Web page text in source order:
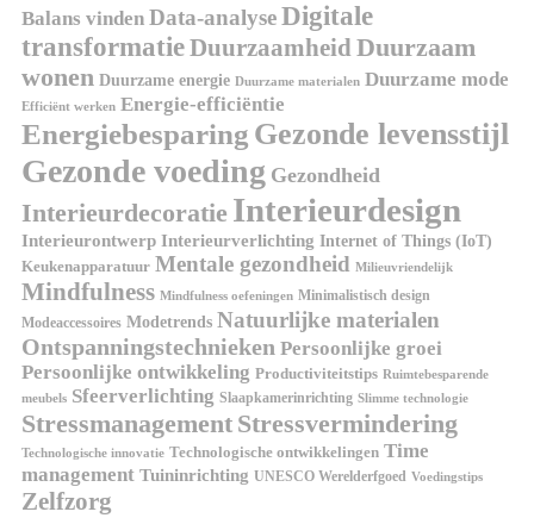
Balans vinden Data-analyseDigitale
transformatieDuurzaamheidDuurzaam
wonen Duurzame energie Duurzame materialen Duurzame mode
Efficiënt werken Energie-efficiëntie
Energiebesparing Gezonde levensstijl
Gezonde voeding Gezondheid
Interieurdecoratie Interieurdesign
Interieurontwerp Interieurverlichting Internet of Things (IoT)
Keukenapparatuur Mentale gezondheid Milieuvriendelijk
Mindfulness Mindfulness oefeningen Minimalistisch design
Modeaccessoires Modetrends Natuurlijke materialen
Ontspanningstechnieken Persoonlijke groei
Persoonlijke ontwikkeling Productiviteitstips Ruimtebesparende
meubels Sfeerverlichting Slaapkamerinrichting Slimme technologie
Stressmanagement Stressvermindering
Technologische innovatie Technologische ontwikkelingen Time
management Tuininrichting UNESCO Werelderfgoed Voedingstips
Zelfzorg